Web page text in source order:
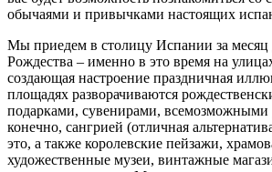
обычаями и привычками настоящих
Мы приедем в столицу Испании за месяц
Рождества – именно в это время на
создающая настроение праздничная
площадях разворачиваются
подарками, сувенирами,
конечно, сангрией (отличная
это, а также королевские пейзажи,
художественные музеи, винтажные